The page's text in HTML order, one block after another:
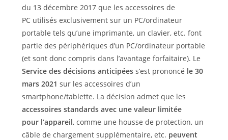
du 13 décembre 2017 que les accessoires de
PC utilisés exclusivement sur un PC/ordinateur
portable tels qu’une imprimante, un clavier, etc. font
partie des périphériques d’un PC/ordinateur portable
(et sont donc compris dans l’avantage forfaitaire). Le
Service des décisions anticipéess’est prononcé le 30
mars 2021 sur les accessoires d’un
smartphone/tablette. La décision admet que les
accessoires standards avec une valeur limitée
pour l’appareil, comme une housse de protection, un
câble de chargement supplémentaire, etc. peuvent